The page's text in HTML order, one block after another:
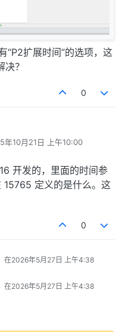
“P2扩展时间”的选项，这
？
0
年10月21日 上午10:00
辑
开发的，里面的时间参
15765 定义的是什么。这
0
在2026年5月27日 上午4:38
在2026年5月27日 上午4:38